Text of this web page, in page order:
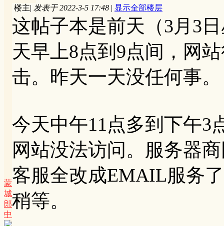
蒙
城
郎
中
楼主| 发表于 2022-3-5 17:48 | 显示全部楼层
这帖子本是前天（3月3
天早上8点到9点间，网
击。昨天一天没任何事。
今天中午11点多到下午3
网站没法访问。服务器
客服全改成EMAIL服务
稍等。